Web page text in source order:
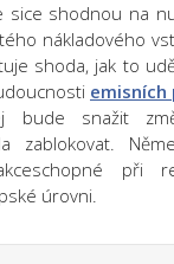
sice shodnou na
nákladového
shoda, jak to
emisních
snažit
zablokovat.
při
úrovni.